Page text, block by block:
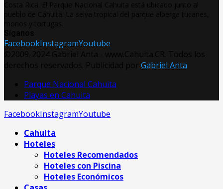
FacebookInstagramYoutube
Gabriel Anta
Parque Nacional Cahuita
Playas en Cahuita
FacebookInstagramYoutube
Cahuita
Hoteles
Hoteles Recomendados
Hoteles con Piscina
Hoteles Económicos